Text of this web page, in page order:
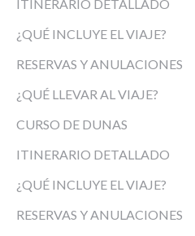
ITINERARIO DETALLADO
¿QUÉ INCLUYE EL VIAJE?
RESERVAS Y ANULACIONES
¿QUÉ LLEVAR AL VIAJE?
CURSO DE DUNAS
ITINERARIO DETALLADO
¿QUÉ INCLUYE EL VIAJE?
RESERVAS Y ANULACIONES